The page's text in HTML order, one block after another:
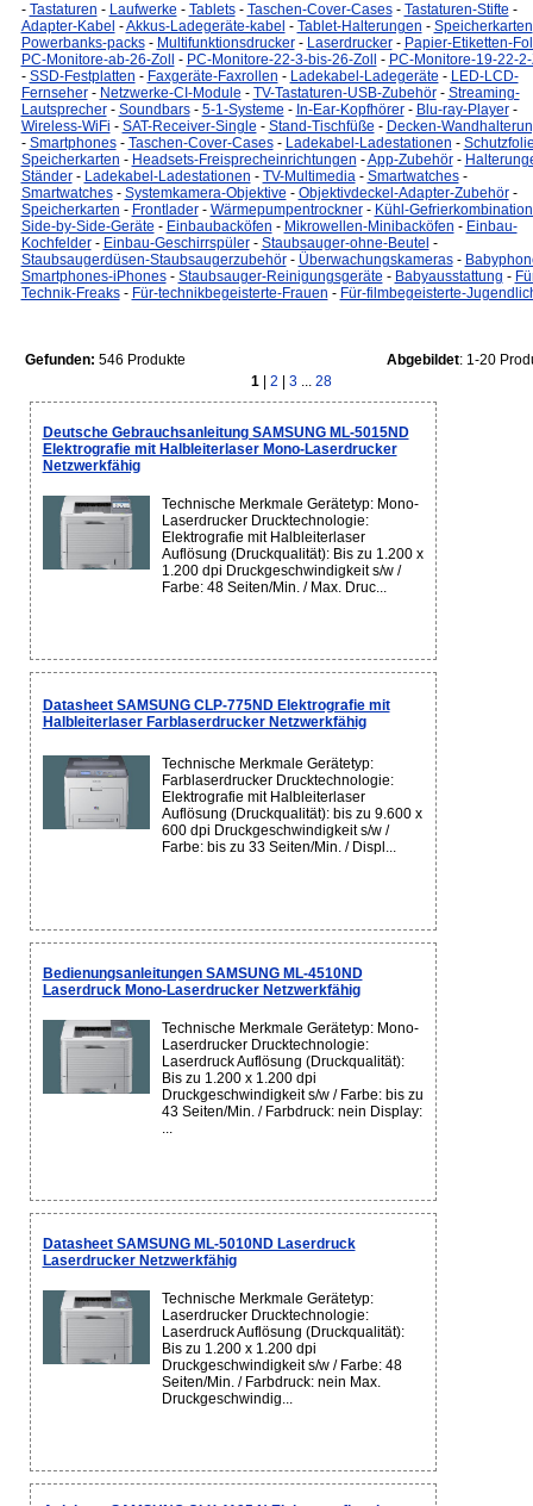
- Tastaturen - Laufwerke - Tablets- Taschen-Cover-Cases- Tastaturen-Stifte -
Adapter-Kabel -Akkus-Ladegeräte-kabel - Tablet-Halterungen - Speicherkarten
Powerbanks-packs- Multifunktionsdrucker- Laserdrucker- Papier-Etiketten-
PC-Monitore-ab-26-Zoll
- PC-Monitore-22-3-bis-26-Zoll - PC-Monitore-19-22-
- SSD-Festplatten - Faxgeräte-Faxrollen - Ladekabel-Ladegeräte - LED-LCD-
Fernseher- Netzwerke-CI-Module - TV-Tastaturen-USB-Zubehör- Streaming-
Lautsprecher- Soundbars- 5-1-Systeme - In-Ear-Kopfhörer- Blu-ray-Player-
Wireless-WiFi - SAT-Receiver-Single - Stand-Tischfüße - Decken-
- Smartphones- Taschen-Cover-Cases- Ladekabel-Ladestationen -
Speicherkarten - Headsets-Freisprecheinrichtungen -App-Zubehör-
Ständer- Ladekabel-Ladestationen - TV-Multimedia- Smartwatches-
Smartwatches- Systemkamera-Objektive - Objektivdeckel-Adapter-Zubehör-
Speicherkarten - Frontlader- Wärmepumpentrockner- Kühl-
Side-by-Side-Geräte - Einbaubacköfen - Mikrowellen-Minibacköfen - Einbau-
Kochfelder- Einbau-Geschirrspüler- Staubsauger-ohne-Beutel -
Staubsaugerdüsen-Staubsaugerzubehör- Überwachungskameras-
Smartphones-iPhones- Staubsauger-Reinigungsgeräte - Babyausstattung -
Technik-Freaks- Für-technikbegeisterte-Frauen - Für-filmbegeisterte-
Gefunden: 546 Produkte Abgebildet: 1-20
1
2 3... 28
Deutsche Gebrauchsanleitung SAMSUNG ML-5015ND
Elektrografie mit Halbleiterlaser Mono-Laserdrucker
Netzwerkfähig
Technische Merkmale Gerätetyp: Mono-
Laserdrucker Drucktechnologie:
Elektrografie mit Halbleiterlaser
Auflösung (Druckqualität): Bis zu 1.200 x
1.200 dpi Druckgeschwindigkeit s/w /
Farbe: 48 Seiten/Min. / Max. Druc...
Datasheet SAMSUNG CLP-775ND Elektrografie mit
Halbleiterlaser Farblaserdrucker Netzwerkfähig
Technische Merkmale Gerätetyp:
Farblaserdrucker Drucktechnologie:
Elektrografie mit Halbleiterlaser
Auflösung (Druckqualität): bis zu 9.600 x
600 dpi Druckgeschwindigkeit s/w /
Farbe: bis zu 33 Seiten/Min. / Displ...
Bedienungsanleitungen SAMSUNG ML-4510ND
Laserdruck Mono-Laserdrucker Netzwerkfähig
Technische Merkmale Gerätetyp: Mono-
Laserdrucker Drucktechnologie:
Laserdruck Auflösung (Druckqualität):
Bis zu 1.200 x 1.200 dpi
Druckgeschwindigkeit s/w / Farbe: bis zu
43 Seiten/Min. / Farbdruck: nein Display:
...
Datasheet SAMSUNG ML-5010ND Laserdruck
Laserdrucker Netzwerkfähig
Technische Merkmale Gerätetyp:
Laserdrucker Drucktechnologie:
Laserdruck Auflösung (Druckqualität):
Bis zu 1.200 x 1.200 dpi
Druckgeschwindigkeit s/w / Farbe: 48
Seiten/Min. / Farbdruck: nein Max.
Druckgeschwindig...